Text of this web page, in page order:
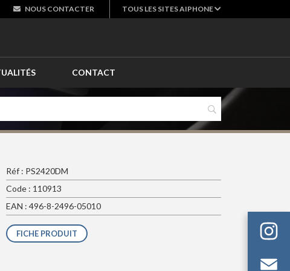
NOUS CONTACTER TOUS LES SITES AIPHONE
CONTACT
Réf : PS2420DM
Code : 110913
EAN : 496-8-2496-05010
FICHE PRODUIT